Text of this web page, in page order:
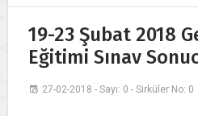
19-23 Şubat 2018
Eğitimi Sınav
27-02-2018 - Sayı: 0 - Sirküler No: 0